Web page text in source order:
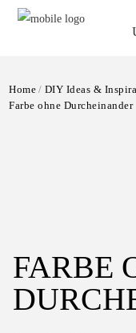
Home DIY Ideas &
Farbe ohne Durcheinander
FARBE